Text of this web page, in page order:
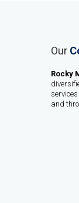
Our
Rocky
and